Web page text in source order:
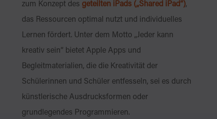
zum Konzept des geteilten iPads („Shared iPad“),
das Ressourcen optimal nutzt und individuelles
Lernen fördert. Unter dem Motto „Jeder kann
kreativ sein“ bietet Apple Apps und
Begleitmaterialien, die die Kreativität der
Schülerinnen und Schüler entfesseln, sei es durch
künstlerische Ausdrucksformen oder
grundlegendes Programmieren.